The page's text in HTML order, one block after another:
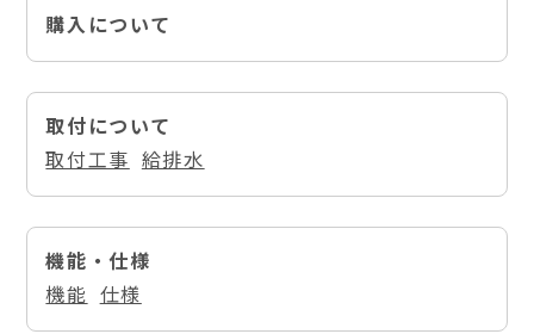
購入について
取付について
取付工事
給排水
機能・仕様
機能
仕様